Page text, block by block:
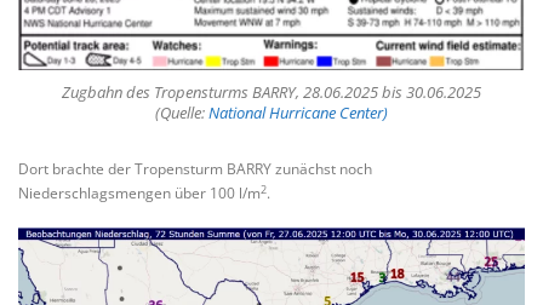
Zugbahn des Tropensturms BARRY, 28.06.2025 bis 30.06.2025
(Quelle:National Hurricane Center)
Dort brachte der Tropensturm BARRY zunächst noch
Niederschlagsmengen über 100 l/m2.